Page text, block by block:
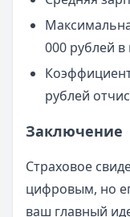
000 рублей в
рублей
Заключение
Страховое
цифровым, но
ваш главный